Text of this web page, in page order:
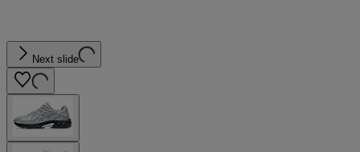
Next slide